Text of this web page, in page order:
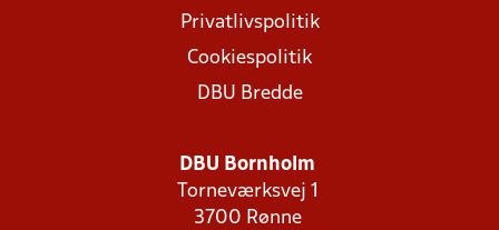
Privatlivspolitik
Cookiespolitik
DBU Bredde
DBU Bornholm
Torneværksvej 1
3700 Rønne